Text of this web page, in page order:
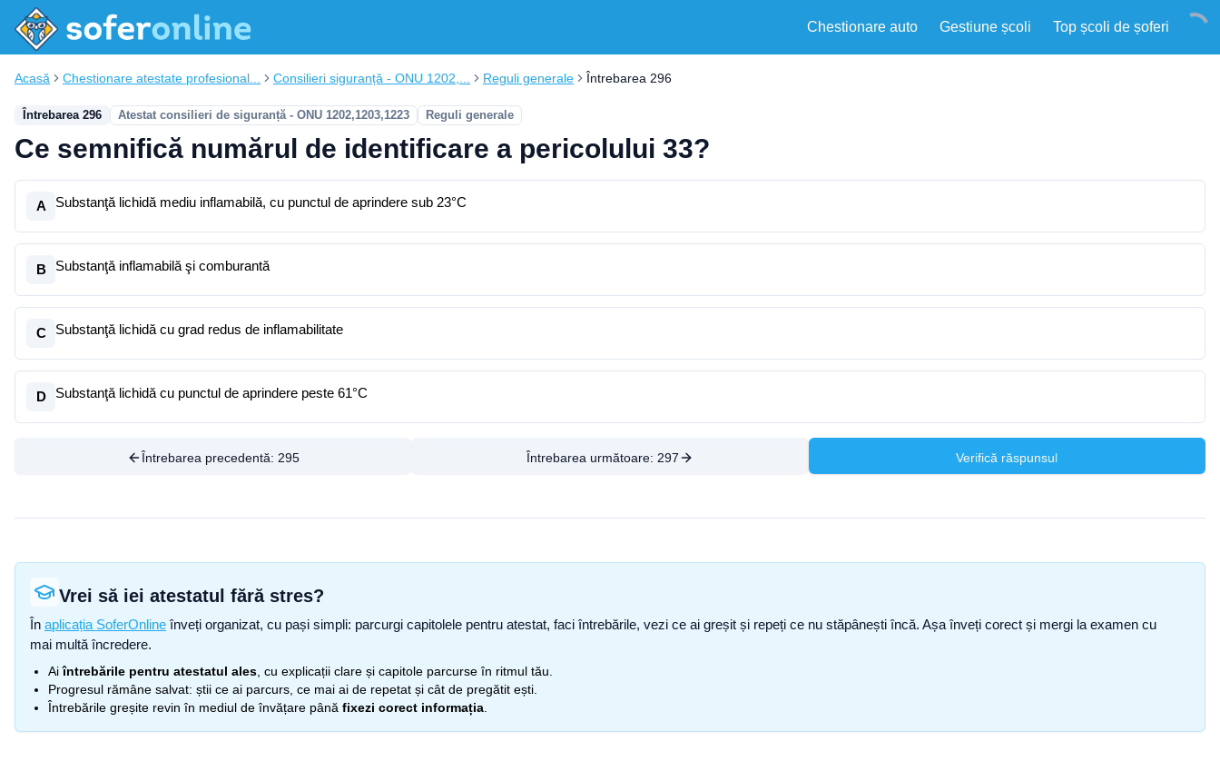
Chestionare auto Gestiune școli Top școli de șoferi
Acasă Chestionare atestate profesional... Consilieri siguranță - ONU 1202,... Reguli generale Întrebarea 296
Întrebarea 296 Atestat consilieri de siguranță - ONU 1202,1203,1223 Reguli generale
Ce semnifică numărul de identificare a pericolului 33?
A Substanţă lichidă mediu inflamabilă, cu punctul de aprindere sub 23°C
B Substanţă inflamabilă şi comburantă
C Substanţă lichidă cu grad redus de inflamabilitate
D Substanţă lichidă cu punctul de aprindere peste 61°C
Întrebarea precedentă: 295 Întrebarea următoare: 297 Verifică răspunsul
Vrei să iei atestatul fără stres?
În aplicația SoferOnline înveți organizat, cu pași simpli: parcurgi capitolele pentru atestat, faci întrebările, vezi ce ai greșit și repeți ce nu stăpânești încă. Așa înveți corect și mergi la examen cu
mai multă încredere.
Aiîntrebările pentru atestatul ales , cu explicații clare și capitole parcurse în ritmul tău.
Progresul rămâne salvat: știi ce ai parcurs, ce mai ai de repetat și cât de pregătit ești.
Întrebările greșite revin în mediul de învățare până fixezi corect informația